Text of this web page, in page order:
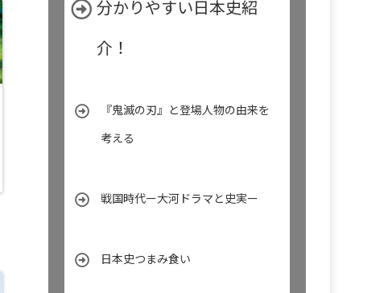
分かりやすい日本史紹
介！
『鬼滅の刃』と登場人物の由来を
考える
戦国時代ー大河ドラマと史実ー
日本史つまみ食い